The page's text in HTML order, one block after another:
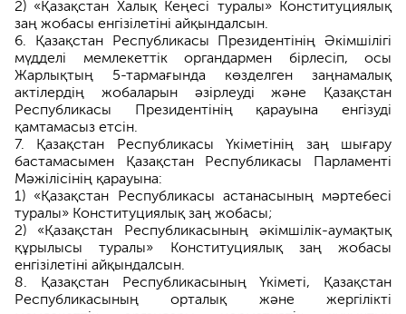
2) «Қазақстан Халық Кеңесі туралы» Конституциялық
заң жобасы енгізілетіні айқындалсын.
Қазақстан Республикасы Президентінің Әкімшілігі
мүдделі мемлекеттік органдармен бірлесіп, осы
Жарлықтың 5-тармағында көзделген заңнамалық
актілердің жобаларын әзірлеуді және Қазақстан
Республикасы Президентінің қарауына енгізуді
қамтамасыз етсін.
Қазақстан Республикасы Үкіметінің заң шығару
бастамасымен Қазақстан Республикасы Парламенті
Мәжілісінің қарауына:
1) «Қазақстан Республикасы астанасының мәртебесі
туралы» Конституциялық заң жобасы;
2) «Қазақстан Республикасының әкімшілік-аумақтық
құрылысы туралы» Конституциялық заң жобасы
енгізілетіні айқындалсын.
Қазақстан Республикасының Үкіметі, Қазақстан
Республикасының орталық және жергілікті